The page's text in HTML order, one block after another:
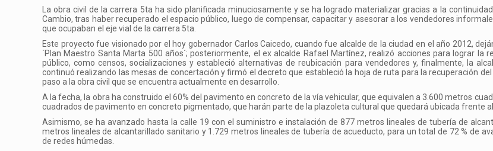
La obra civil de la carrera 5ta ha sido planificada minuciosamente y se ha logrado materializar gracias a la continuidad
Cambio, tras haber recuperado el espacio público, luego de compensar, capacitar y asesorar a los vendedores
que ocupaban el eje vial de la carrera 5ta.
Este proyecto fue visionado por el hoy gobernador Carlos Caicedo, cuando fue alcalde de la ciudad en el año 2012,
´Plan Maestro Santa Marta 500 años´; posteriormente, el ex alcalde Rafael Martínez, realizó acciones para lograr la
público, como censos, socializaciones y estableció alternativas de reubicación para vendedores y, finalmente, la
continuó realizando las mesas de concertación y firmó el decreto que estableció la hoja de ruta para la recuperación
paso a la obra civil que se encuentra actualmente en desarrollo.
A la fecha, la obra ha construido el 60% del pavimento en concreto de la vía vehicular, que equivalen a 3.600 metros
cuadrados de pavimento en concreto pigmentado, que harán parte de la plazoleta cultural que quedará ubicada frente
Asimismo, se ha avanzado hasta la calle 19 con el suministro e instalación de 877 metros lineales de tubería de
metros lineales de alcantarillado sanitario y 1.729 metros lineales de tubería de acueducto, para un total de 72 % de
de redes húmedas.